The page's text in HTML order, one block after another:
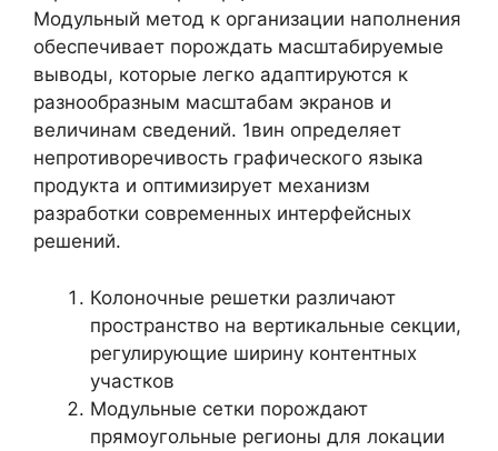
Модульный метод к организации наполнения
обеспечивает порождать масштабируемые
выводы, которые легко адаптируются к
разнообразным масштабам экранов и
величинам сведений. 1вин определяет
непротиворечивость графического языка
продукта и оптимизирует механизм
разработки современных интерфейсных
решений.
Колоночные решетки различают
пространство на вертикальные секции,
регулирующие ширину контентных
участков
Модульные сетки порождают
прямоугольные регионы для локации